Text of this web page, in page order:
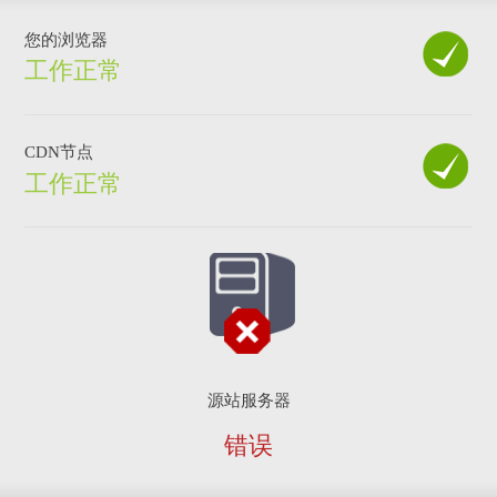
您的浏览器
工作正常
CDN节点
工作正常
源站服务器
错误